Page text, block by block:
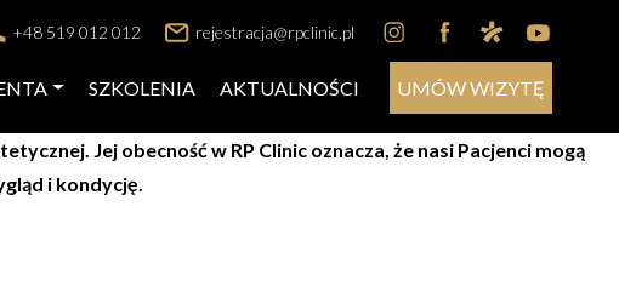
+48 519 012 012 rejestracja@rpclinic.pl
SZKOLENIA AKTUALNOŚCI UMÓW WIZYTĘ
Jej obecność w RP Clinic oznacza, że nasi Pacjenci mogą
i kondycję.